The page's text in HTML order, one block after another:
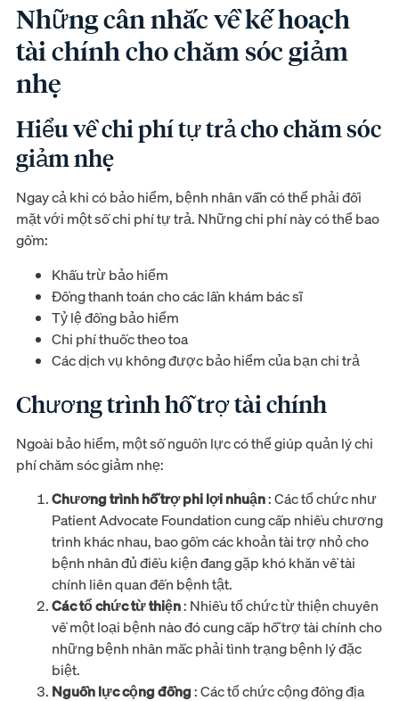
Những cân nhắc về kế hoạch
tài chính cho chăm sóc giảm
nhẹ
Hiểu về chi phí tự trả cho chăm sóc
giảm nhẹ
Ngay cả khi có bảo hiểm, bệnh nhân vẫn có thể phải đối
mặt với một số chi phí tự trả. Những chi phí này có thể bao
gồm:
Khấu trừ bảo hiểm
Đồng thanh toán cho các lần khám bác sĩ
Tỷ lệ đồng bảo hiểm
Chi phí thuốc theo toa
Các dịch vụ không được bảo hiểm của bạn chi trả
Chương trình hỗ trợ tài chính
Ngoài bảo hiểm, một số nguồn lực có thể giúp quản lý chi
phí chăm sóc giảm nhẹ:
Chương trình hỗ trợ phi lợi nhuận: Các tổ chức như
Patient Advocate Foundation cung cấp nhiều chương
trình khác nhau, bao gồm các khoản tài trợ nhỏ cho
bệnh nhân đủ điều kiện đang gặp khó khăn về tài
chính liên quan đến bệnh tật.
Các tổ chức từ thiện: Nhiều tổ chức từ thiện chuyên
về một loại bệnh nào đó cung cấp hỗ trợ tài chính cho
những bệnh nhân mắc phải tình trạng bệnh lý đặc
biệt.
Nguồn lực cộng đồng: Các tổ chức cộng đồng địa